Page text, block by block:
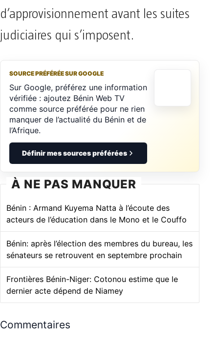
d’approvisionnement avant les suites
judiciaires qui s’imposent.
SOURCE PRÉFÉRÉE SUR GOOGLE
Sur Google, préférez une information
vérifiée : ajoutez Bénin Web TV
comme source préférée pour ne rien
manquer de l’actualité du Bénin et de
l’Afrique.
Définir mes sources préférées
À NE PAS MANQUER
Bénin : Armand Kuyema Natta à l’écoute des
acteurs de l’éducation dans le Mono et le Couffo
Bénin: après l’élection des membres du bureau, les
sénateurs se retrouvent en septembre prochain
Frontières Bénin-Niger: Cotonou estime que le
dernier acte dépend de Niamey
Commentaires